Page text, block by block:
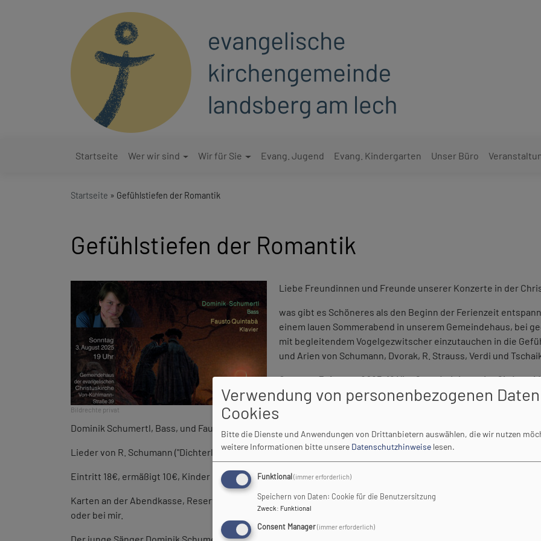
Hauptnavigation
Startseite Wer wir sind Wir für Sie Evang. Jugend Evang. Kindergarten Unser Büro
Startseite Gefühlstiefen der Romantik
Gefühlstiefen der Romantik
Bildrechte privat
Liebe Freundinnen und Freunde unserer Konzerte in der
was gibt es Schöneres als den Beginn der Ferienzeit
einem lauen Sommerabend in unserem Gemeindehaus, bei
mit begleitendem Vogelgezwitscher einzutauchen in die
und Arien von Schumann, Dvorak, R. Strauss, Verdi und
Sonntag, 3. August 2025, 19 Uhr, Gemeindehaus der
Gefühlstiefen der Romantik - Ein Lieder- und Opernabend
Dominik Schumertl, Bass, und Fausto Quintabà, Klavier
Lieder von R. Schumann ("Dichterliebe") und einige romantische Arien, u.a. von A. Dvorak, R. Strauss, G. Verdi
Eintritt 18€, ermäßigt 10€, Kinder bis 14 Jahre frei.
Karten an der Abendkasse, Reservierung möglich im Pfarramt unterpfarramt.landsberg-lech@elkb.de
oder bei mir.
Verwendung von personenbezogenen
Cookies
Bitte die Dienste und Anwendungen von Drittanbietern auswählen, die wir nutzen
weitere Informationen bitte unsere Datenschutzhinweise lesen.
Funktional(immer erforderlich)
Speichern von Daten: Cookie für die Benutzersitzung
Zweck: Funktional
Consent Manager(immer erforderlich)